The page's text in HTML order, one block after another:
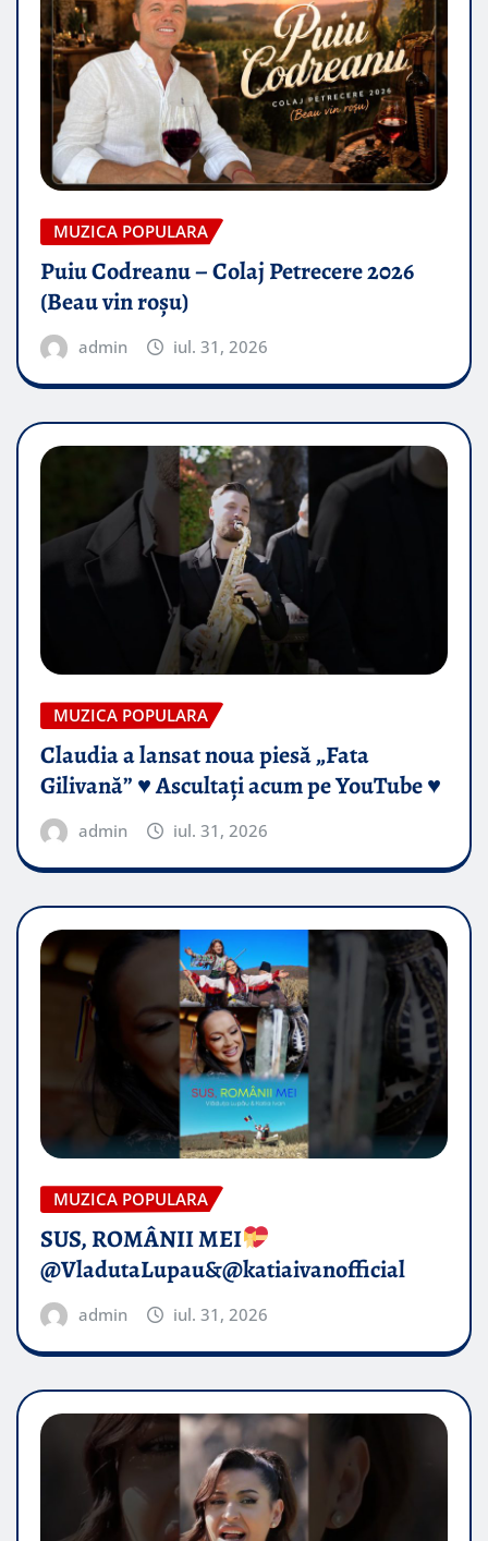
MUZICA POPULARA
Puiu Codreanu – Colaj Petrecere 2026
(Beau vin roșu)
admin iul. 31, 2026
MUZICA POPULARA
Claudia a lansat noua piesă „Fata
Gilivană” ♥️ Ascultați acum pe YouTube ♥️
admin iul. 31, 2026
MUZICA POPULARA
SUS, ROMÂNII MEI
@VladutaLupau&@katiaivanofficial
admin iul. 31, 2026